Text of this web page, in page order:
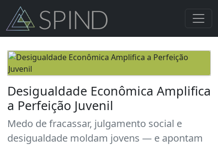
Desigualdade Econômica Amplifica
a Perfeição Juvenil
Medo de fracassar, julgamento social e
desigualdade moldam jovens — e apontam